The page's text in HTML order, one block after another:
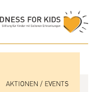
AKTIONEN / EVENTS